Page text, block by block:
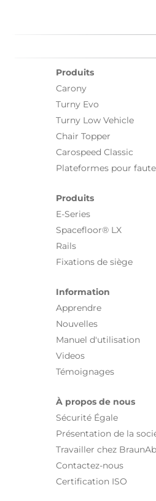
Produits
Carony
Turny Evo
Turny Low Vehicle
Chair Topper
Carospeed Classic
Plateformes pour
Produits
E-Series
Spacefloor® LX
Rails
Fixations de siège
Information
Apprendre
Nouvelles
Manuel d'utilisation
Videos
Témoignages
À propos de nous
Sécurité Égale
Présentation de la
Travailler chez
Contactez-nous
Certification ISO